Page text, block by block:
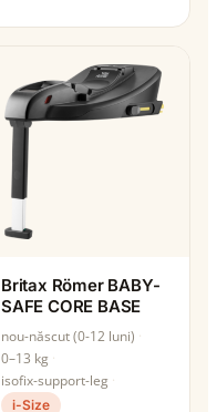
Britax Römer BABY-
SAFE CORE BASE
nou-născut (0-12 luni)
0–13 kg
isofix-support-leg
i-Size